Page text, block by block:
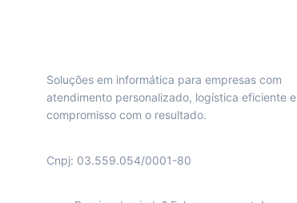
Soluções em informática para empresas com
atendimento personalizado, logística eficiente e
compromisso com o resultado.
Cnpj: 03.559.054/0001-80